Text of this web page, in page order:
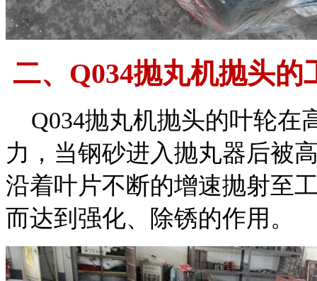
二、Q034抛丸机抛头的
Q034抛丸机抛头的叶轮在
力，当钢砂进入抛丸器后被
沿着叶片不断的增速抛射至
而达到强化、除锈的作用。